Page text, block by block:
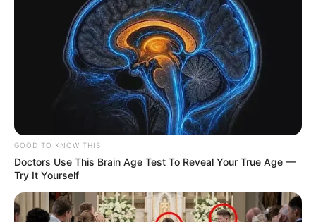
11:31 / 06 Avqust 2026 İQTİSADİYYAT
Büdcədən 192 milyon manata yaxın
vəsaitgeri qaytarılıb
63
GOOD TO KNOW THIS
Doctors Use This Brain Age Test To Reveal Your True Age —
Try It Yourself